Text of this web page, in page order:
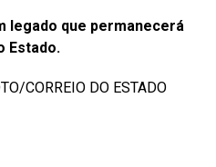
legado que permanecerá
Estado.
CORREIO DO ESTADO